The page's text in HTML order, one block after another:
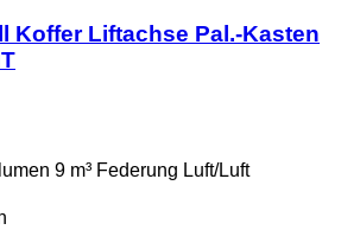
Koffer Liftachse Pal.-Kasten
9 m³ Federung Luft/Luft